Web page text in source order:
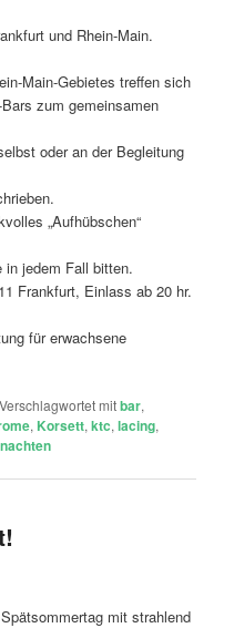
und Rhein-Main.
Main-Gebietes treffen sich
zum gemeinsamen
oder an der Begleitung
„Aufhübschen“
in jedem Fall bitten.
Frankfurt, Einlass ab 20 hr.
für erwachsene
Verschlagwortet mitbar,
, Korsett,ktc,lacing,
mit strahlend